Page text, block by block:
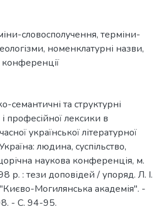
словосполучення, терміни-
, номенклатурні назви,
конференції
семантичні та структурні
і професійної лексики в
української літературної
людина, суспільство,
наукова конференція, м.
р. : тези доповідей / упоряд. Л. І.
Могилянська академія". -
- С. 94-95.